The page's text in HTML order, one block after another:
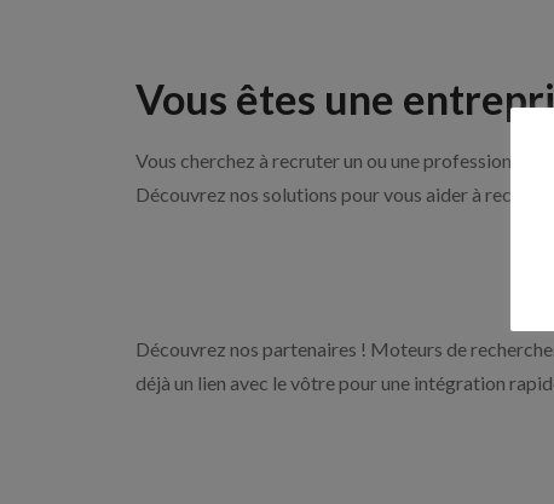
Vous êtes une
Vous cherchez à recruter un ou une
Découvrez nos solutions pour vous aider à
Découvrez nos partenaires ! Moteurs de
déjà un lien avec le vôtre pour une intégration